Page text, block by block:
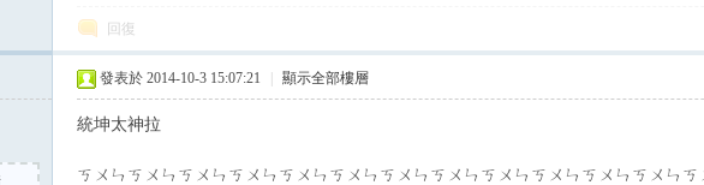
回復
發表於 2014-10-3 15:07:21 顯示全部樓層
統坤太神拉
ㄎㄨㄣㄎㄨㄣㄎㄨㄣㄎㄨㄣㄎㄨㄣㄎㄨㄣㄎㄨㄣㄎㄨㄣㄎㄨㄣㄎㄨㄣㄎㄨㄣㄎㄨㄣㄎ